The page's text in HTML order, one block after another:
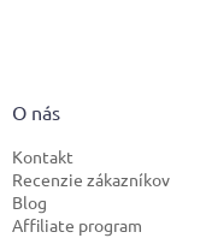
O nás
Kontakt
Recenzie zákazníkov
Blog
Affiliate program